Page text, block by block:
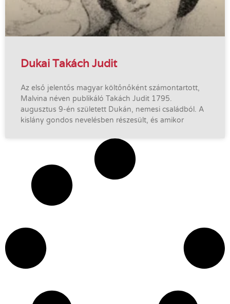
Dukai Takách Judit
Az első jelentős magyar költőnőként számontartott,
Malvina néven publikáló Takách Judit 1795.
augusztus 9-én született Dukán, nemesi családból. A
kislány gondos nevelésben részesült, és amikor